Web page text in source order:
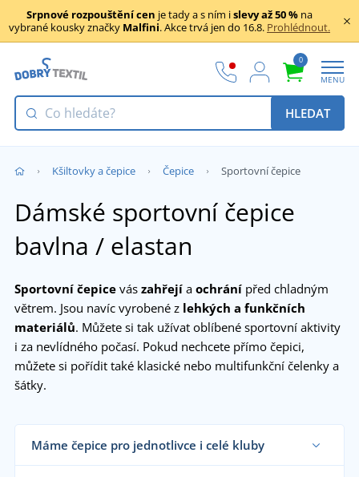
Srpnové rozpouštění cen je tady a s ním islevy až 50 % na
vybrané kousky značky Malfini. Akce trvá jen do 16.8. Prohlédnout.
0
MENU
HLEDAT
Kšiltovky a čepice Čepice Sportovní čepice
Dámské sportovní čepice
bavlna / elastan
Sportovní čepice vás zahřejí a ochrání před chladným
větrem. Jsou navíc vyrobené z lehkých a funkčních
materiálů. Můžete si tak užívat oblíbené sportovní aktivity
i za nevlídného počasí. Pokud nechcete přímo čepici,
můžete si pořídit také klasické nebo multifunkční čelenky a
šátky.
Máme čepice pro jednotlivce i celé kluby
Dodáváme čepice a šátky reklamním agenturám,